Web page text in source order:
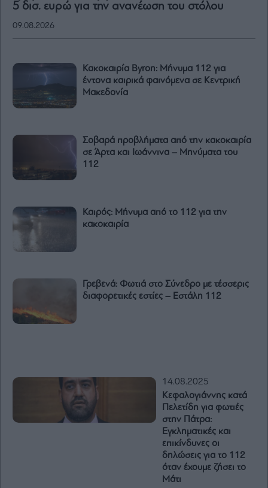
5 δισ. ευρώ για την ανανέωση του στόλου
09.08.2026
Κακοκαιρία Byron: Μήνυμα 112 για
έντονα καιρικά φαινόμενα σε Κεντρική
Μακεδονία
Σοβαρά προβλήματα από την κακοκαιρία
σε Άρτα και Ιωάννινα – Μηνύματα του
112
Καιρός: Μήνυμα από το 112 για την
κακοκαιρία
Γρεβενά: Φωτιά στο Σύνεδρο με τέσσερις
διαφορετικές εστίες – Εστάλη 112
14.08.2025
Κεφαλογιάννης κατά
Πελετίδη για φωτιές
στην Πάτρα:
Εγκληματικές και
επικίνδυνες οι
δηλώσεις για το 112
όταν έχουμε ζήσει το
Μάτι